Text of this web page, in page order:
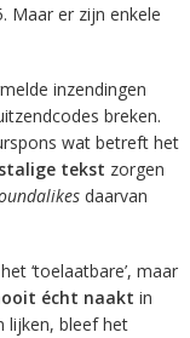
Maar er zijn enkele
inzendingen
breken.
wat betreft het
tekst zorgen
daarvan
‘toelaatbare’, maar
écht naakt in
lijken, bleef het